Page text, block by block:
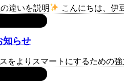
違いを説明 こんにちは、伊
知らせ
をよりスマートにするための